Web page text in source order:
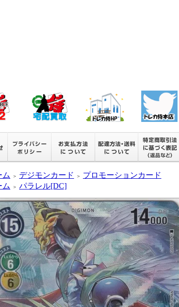
ム ＞ デジモンカード ＞
プロモーションカード
ム
＞ パラレル[DC]